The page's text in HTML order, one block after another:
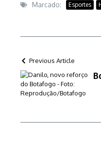
Marcado: Esportes
Previous Article